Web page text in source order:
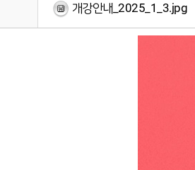
개강안내_2025_1_3.jpg